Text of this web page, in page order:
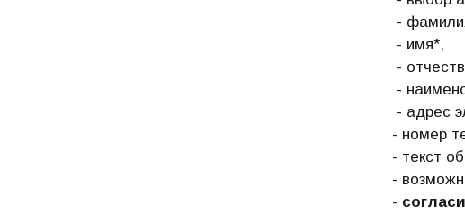
-
- имя*,
- отчество
-
- адрес
- номер
- текст
-
-